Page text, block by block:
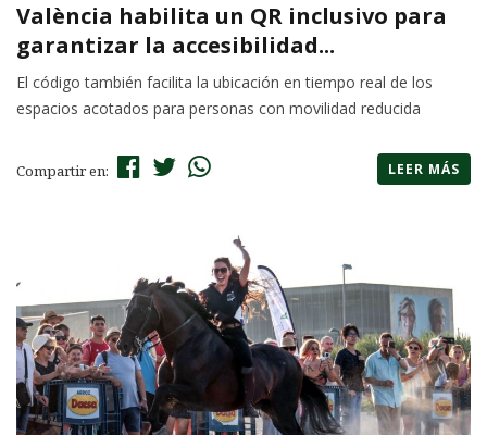
València habilita un QR inclusivo para
garantizar la accesibilidad...
El código también facilita la ubicación en tiempo real de los
espacios acotados para personas con movilidad reducida
Compartir en: LEER MÁS